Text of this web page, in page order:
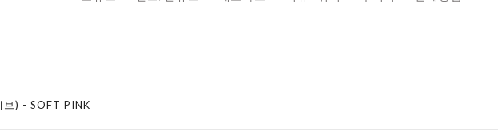
브) - SOFT PINK